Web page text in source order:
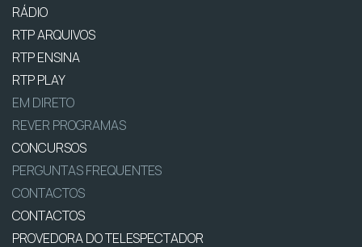
RÁDIO
RTP ARQUIVOS
RTP ENSINA
RTP PLAY
EM DIRETO
REVER PROGRAMAS
CONCURSOS
PERGUNTAS FREQUENTES
CONTACTOS
CONTACTOS
PROVEDORA DO TELESPECTADOR